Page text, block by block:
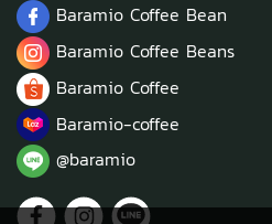
Baramio Coffee Bean
Baramio Coffee Beans
Baramio Coffee
Baramio-coffee
@baramio